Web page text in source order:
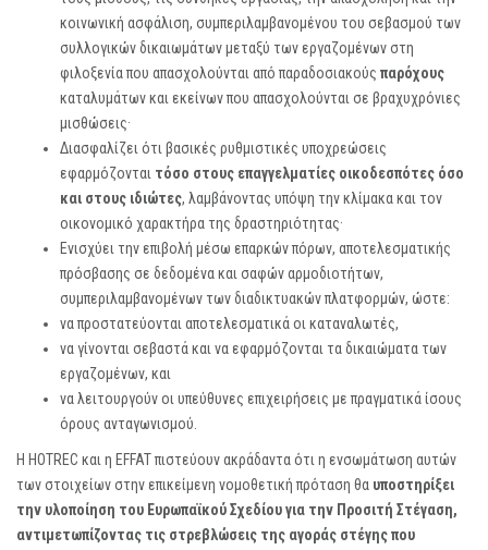
κοινωνική ασφάλιση, συμπεριλαμβανομένου του σεβασμού των
συλλογικών δικαιωμάτων μεταξύ των εργαζομένων στη
φιλοξενία που απασχολούνται από παραδοσιακούς παρόχους
καταλυμάτων και εκείνων που απασχολούνται σε βραχυχρόνιες
μισθώσεις·
Διασφαλίζει ότι βασικές ρυθμιστικές υποχρεώσεις
εφαρμόζονται τόσο στους επαγγελματίες οικοδεσπότες όσο
και στους ιδιώτες, λαμβάνοντας υπόψη την κλίμακα και τον
οικονομικό χαρακτήρα της δραστηριότητας·
Ενισχύει την επιβολή μέσω επαρκών πόρων, αποτελεσματικής
πρόσβασης σε δεδομένα και σαφών αρμοδιοτήτων,
συμπεριλαμβανομένων των διαδικτυακών πλατφορμών, ώστε:
να προστατεύονται αποτελεσματικά οι καταναλωτές,
να γίνονται σεβαστά και να εφαρμόζονται τα δικαιώματα των
εργαζομένων, και
να λειτουργούν οι υπεύθυνες επιχειρήσεις με πραγματικά ίσους
όρους ανταγωνισμού.
Η HOTREC και η EFFAT πιστεύουν ακράδαντα ότι η ενσωμάτωση αυτών
των στοιχείων στην επικείμενη νομοθετική πρόταση θα υποστηρίξει
την υλοποίηση του Ευρωπαϊκού Σχεδίου για την Προσιτή Στέγαση,
αντιμετωπίζοντας τις στρεβλώσεις της αγοράς στέγης που